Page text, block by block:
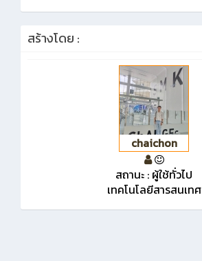
สร้างโดย :
chaichon
สถานะ : ผู้ใช้ทั่วไป
เทคโนโลยีสารสนเทศ